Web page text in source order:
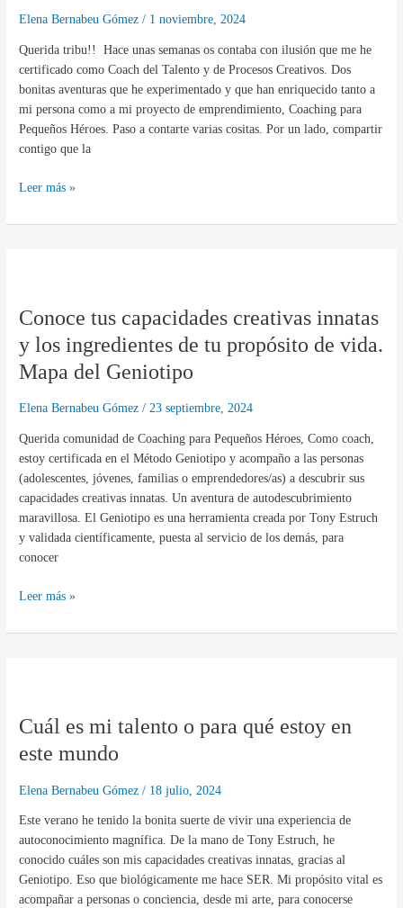
Elena Bernabeu Gómez/ 1 noviembre, 2024
Querida tribu!! Hace unas semanas os contaba con ilusión que me he
certificado como Coach del Talento y de Procesos Creativos. Dos
bonitas aventuras que he experimentado y que han enriquecido tanto a
mi persona como a mi proyecto de emprendimiento, Coaching para
Pequeños Héroes. Paso a contarte varias cositas. Por un lado, compartir
contigo que la
de
día
a
día
Leer más »
Conoce tus capacidades creativas innatas
y los ingredientes de tu propósito de vida.
Mapa del Geniotipo
Elena Bernabeu Gómez/23 septiembre, 2024
Querida comunidad de Coaching para Pequeños Héroes, Como coach,
estoy certificada en el Método Geniotipo y acompaño a las personas
(adolescentes, jóvenes, familias o emprendedores/as) a descubrir sus
capacidades creativas innatas. Un aventura de autodescubrimiento
maravillosa. El Geniotipo es una herramienta creada por Tony Estruch
y validada científicamente, puesta al servicio de los demás, para
conocer
capacidades
creativas
innatas
y
ingredientes
de
propósito
Mapa
Leer más »
Cuál es mi talento o para qué estoy en
este mundo
Elena Bernabeu Gómez/ 18 julio, 2024
Este verano he tenido la bonita suerte de vivir una experiencia de
autoconocimiento magnífica. De la mano de Tony Estruch, he
conocido cuáles son mis capacidades creativas innatas, gracias al
Geniotipo. Eso que biológicamente me hace SER. Mi propósito vital es
acompañar a personas o conciencia, desde mi arte, para conocerse
mi
o
estoy
en
este
mundo